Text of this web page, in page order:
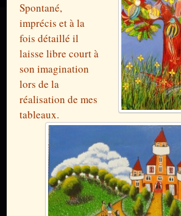
Spontané,
imprécis et à la
fois détaillé il
laisse libre court à
son imagination
lors de la
réalisation de mes
tableaux.